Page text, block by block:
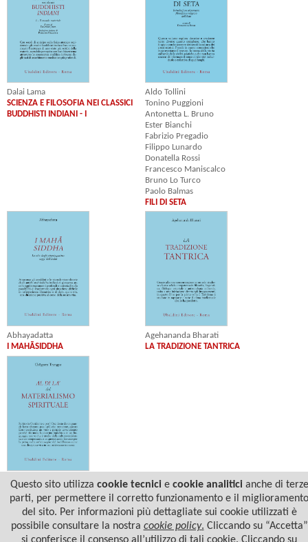
Dalai Lama
SCIENZA E FILOSOFIA NEI CLASSICI
BUDDHISTI INDIANI - I
Aldo Tollini
Tonino Puggioni
Antonetta L. Bruno
Ester Bianchi
Fabrizio Pregadio
Filippo Lunardo
Donatella Rossi
Francesco Maniscalco
Bruno Lo Turco
Paolo Balmas
FILI DI SETA
Abhayadatta
I MAHĀSIDDHA
Agehananda Bharati
LA TRADIZIONE TANTRICA
Chögyam Trungpa Rinpoche
AL DI LÀ DEL MATERIALISMO
SPIRITUALE
Questo sito utilizza cookie tecnicie cookie analiticianche di terze
parti, per permettere il corretto funzionamento e il miglioramento
del sito. Per informazioni più dettagliate sui cookie utilizzati è
possibile consultare la nostra cookie policy. Cliccando su “Accetta”